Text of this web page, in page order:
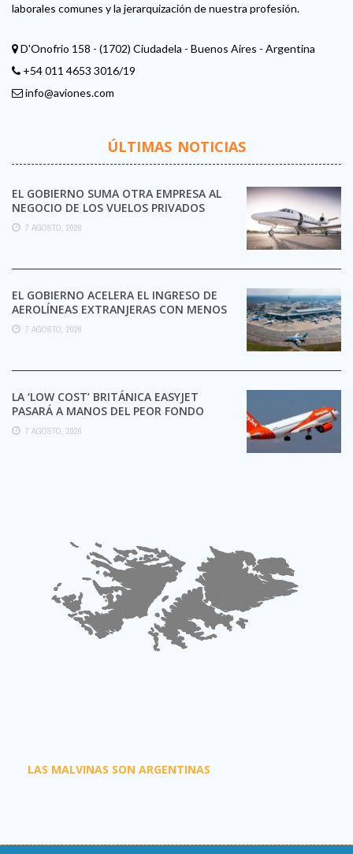
laborales comunes y la jerarquización de nuestra profesión.
D'Onofrio 158 - (1702) Ciudadela - Buenos Aires - Argentina
+54 011 4653 3016/19
info@aviones.com
ÚLTIMAS NOTICIAS
EL GOBIERNO SUMA OTRA EMPRESA AL
NEGOCIO DE LOS VUELOS PRIVADOS
7 AGOSTO, 2026
EL GOBIERNO ACELERA EL INGRESO DE
AEROLÍNEAS EXTRANJERAS CON MENOS
TRÁMITES
7 AGOSTO, 2026
LA ‘LOW COST’ BRITÁNICA EASYJET
PASARÁ A MANOS DEL PEOR FONDO
POSIBLE:
7 AGOSTO, 2026
LAS MALVINAS SON ARGENTINAS